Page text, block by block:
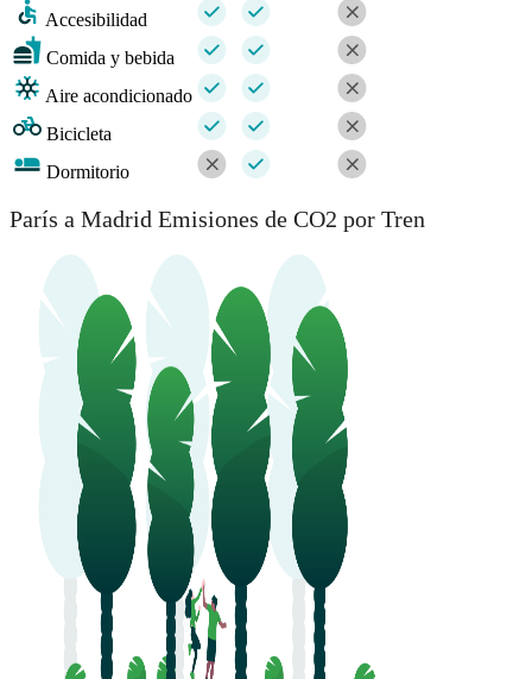
Accesibilidad
Comida y bebida
Aire acondicionado
Bicicleta
Dormitorio
París a Madrid Emisiones de CO2 por Tren